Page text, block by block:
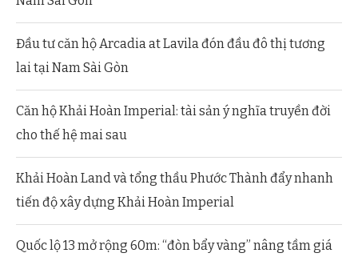
Đầu tư căn hộ Arcadia at Lavila đón đầu đô thị tương
lai tại Nam Sài Gòn
Căn hộ Khải Hoàn Imperial: tài sản ý nghĩa truyền đời
cho thế hệ mai sau
Khải Hoàn Land và tổng thầu Phước Thành đẩy nhanh
tiến độ xây dựng Khải Hoàn Imperial
Quốc lộ 13 mở rộng 60m: “đòn bẩy vàng” nâng tầm giá